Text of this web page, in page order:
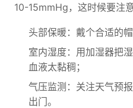
10-15mmHg，这时候要注意
头部保暖：戴个合适的
室内湿度：用加湿器把
血液太黏稠；
气压监测：关注天气预
出门。